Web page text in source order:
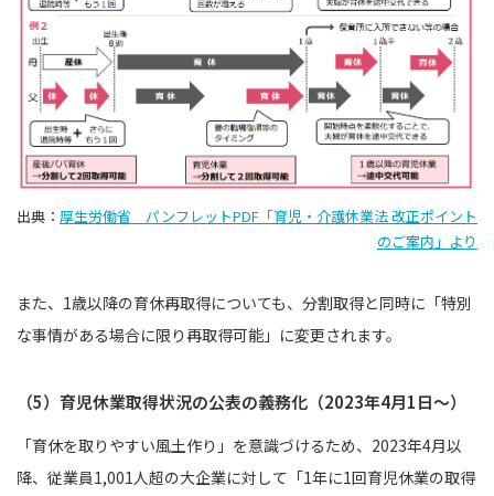
出典： 厚生労働省 パンフレットPDF「育児・介護休業法 改正ポイント
のご案内」より
また、1歳以降の育休再取得についても、分割取得と同時に「特別
な事情がある場合に限り再取得可能」に変更されます。
（5）育児休業取得状況の公表の義務化（2023年4月1日〜）
「育休を取りやすい風土作り」を意識づけるため、2023年4月以
降、従業員1,001人超の大企業に対して「1年に1回育児休業の取得